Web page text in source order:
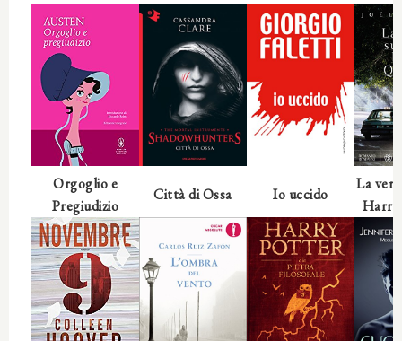
Orgoglio e
Pregiudizio
Città di Ossa Io uccido
La
Harry